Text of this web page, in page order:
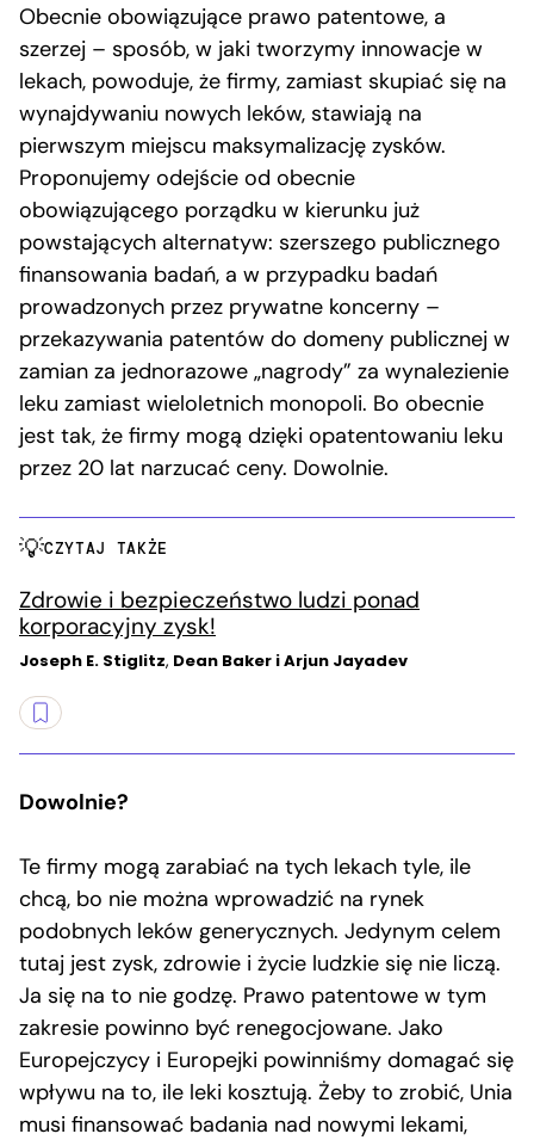
Obecnie obowiązujące prawo patentowe, a
szerzej – sposób, w jaki tworzymy innowacje w
lekach, powoduje, że firmy, zamiast skupiać się na
wynajdywaniu nowych leków, stawiają na
pierwszym miejscu maksymalizację zysków.
Proponujemy odejście od obecnie
obowiązującego porządku w kierunku już
powstających alternatyw: szerszego publicznego
finansowania badań, a w przypadku badań
prowadzonych przez prywatne koncerny –
przekazywania patentów do domeny publicznej w
zamian za jednorazowe „nagrody” za wynalezienie
leku zamiast wieloletnich monopoli. Bo obecnie
jest tak, że firmy mogą dzięki opatentowaniu leku
przez 20 lat narzucać ceny. Dowolnie.
CZYTAJ TAKŻE
Zdrowie i bezpieczeństwo ludzi ponad
korporacyjny zysk!
Joseph E. Stiglitz, Dean Baker i Arjun Jayadev
Dowolnie?
Te firmy mogą zarabiać na tych lekach tyle, ile
chcą, bo nie można wprowadzić na rynek
podobnych leków generycznych. Jedynym celem
tutaj jest zysk, zdrowie i życie ludzkie się nie liczą.
Ja się na to nie godzę. Prawo patentowe w tym
zakresie powinno być renegocjowane. Jako
Europejczycy i Europejki powinniśmy domagać się
wpływu na to, ile leki kosztują. Żeby to zrobić, Unia
musi finansować badania nad nowymi lekami,